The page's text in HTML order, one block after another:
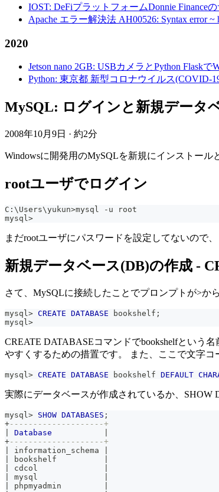
IOST: DeFiプラットフォームDonnie Finance
Apache エラー解決法 AH00526: Syntax error ~
2020
Jetson nano 2GB: USBカメラとPython Flask
Python: 東京都 新型コロナウイルス(COVID-
MySQL: ログインと新規データ
2008年10月9日 · 約2分
Windowsに開発用のMySQLを新規にインストー
rootユーザでログイン
C:\Users\yukun>mysql - u root
mysql >
まだrootユーザにパスワードを設定してないので、
新規データベース(DB)の作成 -
さて、MySQLに接続したことでプロンプトが>か
mysql > CREATE DATABASE bookshelf ;
mysql >
CREATE DATABASEコマンドでbookshelfという
やすくするための措置です。 また、ここで文字コ
mysql > CREATE DATABASE bookshelf DEFAULT
実際にデータベースが作成されているか、SHOW
mysql > SHOW DATABASES ;
+--------------------+
Database
+--------------------+
information_schema
bookshelf
cdcol
mysql
phpmyadmin